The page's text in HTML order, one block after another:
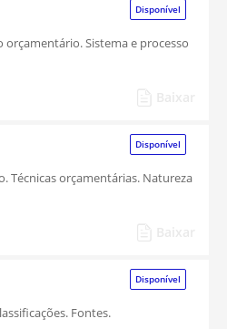
Disponível
orçamentário. Sistema e processo
Disponível
Técnicas orçamentárias. Natureza
Disponível
Fontes.